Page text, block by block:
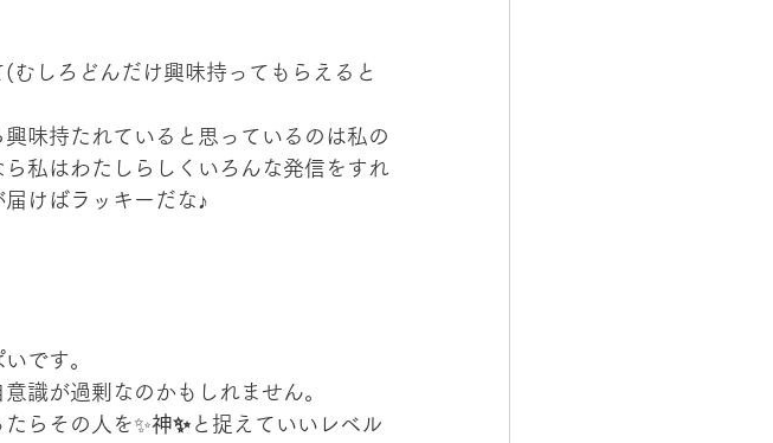
むしろどんだけ興味持ってもらえると
味持たれていると思っているのは私の
私はわたしらしくいろんな発信をすれ
けばラッキーだな♪
です。
識が過剰なのかもしれません。
らその人を✨神✨ と捉えていいレベル